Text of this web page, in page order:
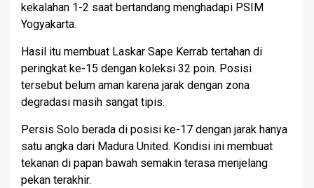
kekalahan 1-2 saat bertandang menghadapi PSIM
Yogyakarta.
Hasil itu membuat Laskar Sape Kerrab tertahan di
peringkat ke-15 dengan koleksi 32 poin. Posisi
tersebut belum aman karena jarak dengan zona
degradasi masih sangat tipis.
Persis Solo berada di posisi ke-17 dengan jarak hanya
satu angka dari Madura United. Kondisi ini membuat
tekanan di papan bawah semakin terasa menjelang
pekan terakhir.